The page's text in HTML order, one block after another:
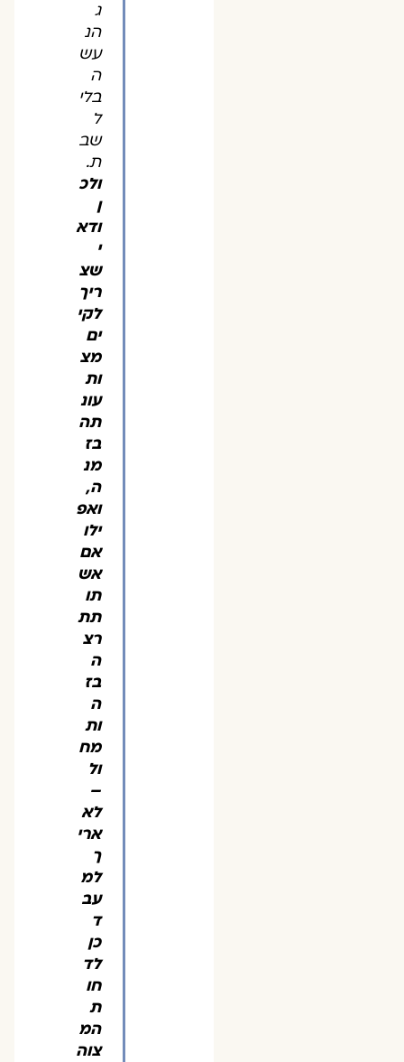
הנ
עש
ה
בלי
ל
שב
ת.
ולכ
ודא
שצ
ריך
לקי
ים
מצ
ות
עונ
תה
בז
מנ
ה,
ואפ
ילו
אם
אש
תו
תת
רצ
ה
בז
ה
ות
מח
ול
–
לא
ארי
ך
למ
עב
ד
כן
לד
חו
ת
המ
צוה